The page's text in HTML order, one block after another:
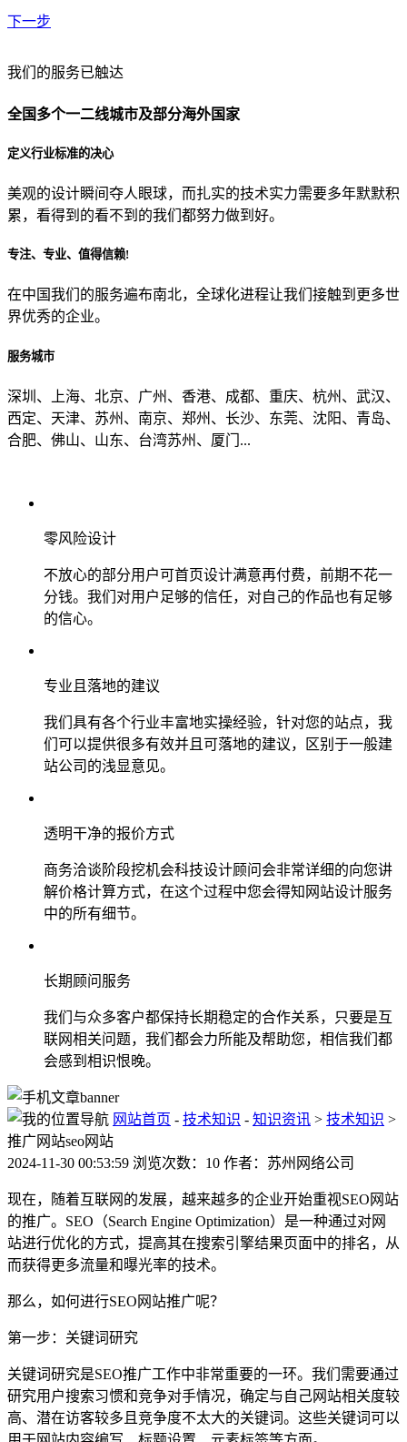
下一步
贵公司预算范围是？
贵公司的团队规模是？
目前主要的营销渠道是？
我们的服务已触达
全国多个一二线城市及部分海外国家
定义行业标准的决心
美观的设计瞬间夺人眼球，而扎实的技术实力需要多年默默积
累，看得到的看不到的我们都努力做到好。
专注、专业、值得信赖!
在中国我们的服务遍布南北，全球化进程让我们接触到更多世
界优秀的企业。
服务城市
深圳、上海、北京、广州、香港、成都、重庆、杭州、武汉、
西定、天津、苏州、南京、郑州、长沙、东莞、沈阳、青岛、
合肥、佛山、山东、台湾苏州、厦门...
零风险设计
不放心的部分用户可首页设计满意再付费，前期不花一
分钱。我们对用户足够的信任，对自己的作品也有足够
的信心。
专业且落地的建议
我们具有各个行业丰富地实操经验，针对您的站点，我
们可以提供很多有效并且可落地的建议，区别于一般建
站公司的浅显意见。
透明干净的报价方式
商务洽谈阶段挖机会科技设计顾问会非常详细的向您讲
解价格计算方式，在这个过程中您会得知网站设计服务
中的所有细节。
长期顾问服务
我们与众多客户都保持长期稳定的合作关系，只要是互
联网相关问题，我们都会力所能及帮助您，相信我们都
会感到相识恨晚。
网站首页 - 技术知识 - 知识资讯 > 技术知识 >
推广网站seo网站
2024-11-30 00:53:59 浏览次数：10 作者：苏州网络公司
现在，随着互联网的发展，越来越多的企业开始重视SEO网站
的推广。SEO（Search Engine Optimization）是一种通过对网
站进行优化的方式，提高其在搜索引擎结果页面中的排名，从
而获得更多流量和曝光率的技术。
那么，如何进行SEO网站推广呢？
第一步：关键词研究
关键词研究是SEO推广工作中非常重要的一环。我们需要通过
研究用户搜索习惯和竞争对手情况，确定与自己网站相关度较
高、潜在访客较多且竞争度不太大的关键词。这些关键词可以